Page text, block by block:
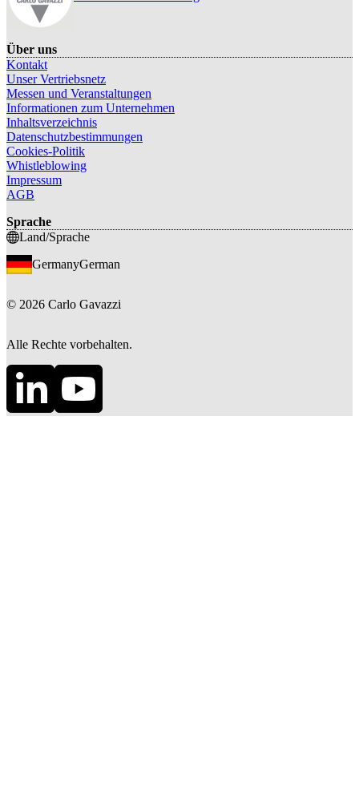
Über uns
Kontakt
Unser Vertriebsnetz
Messen und Veranstaltungen
Informationen zum Unternehmen
Inhaltsverzeichnis
Datenschutzbestimmungen
Cookies-Politik
Whistleblowing
Impressum
AGB
Sprache
Land/Sprache
GermanyGerman
© 2026 Carlo Gavazzi
Alle Rechte vorbehalten.